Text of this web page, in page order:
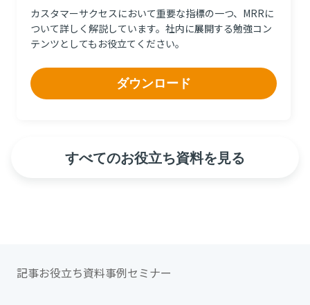
カスタマーサクセスにおいて重要な指標の一つ、MRRに
ついて詳しく解説しています。社内に展開する勉強コン
テンツとしてもお役立てください。
ダウンロード
すべてのお役立ち資料を見る
記事お役立ち資料事例セミナー